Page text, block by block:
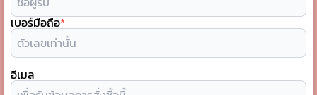
เบอร์มือถือ*
อีเมล